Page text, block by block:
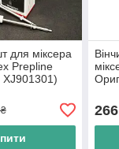
для міксера
Prepline
XJ901301)
266